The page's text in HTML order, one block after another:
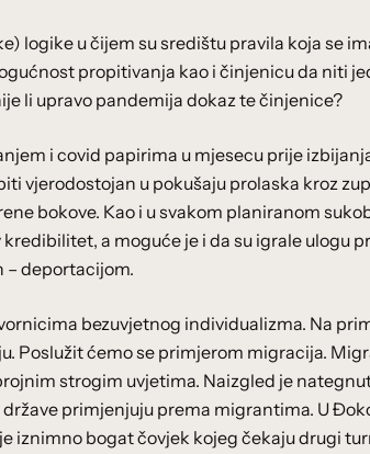
logike u čijem su središtu pravila koja se
propitivanja kao i činjenicu da niti
li upravo pandemija dokaz te činjenice?
i covid papirima u mjesecu prije
vjerodostojan u pokušaju prolaska kroz
bokove. Kao i u svakom planiranom
a moguće je i da su igrale ulogu
– deportacijom.
bezuvjetnog individualizma. Na
Poslužit ćemo se primjerom migracija.
strogim uvjetima. Naizgled je
primjenjuju prema migrantima. U
iznimno bogat čovjek kojeg čekaju drugi